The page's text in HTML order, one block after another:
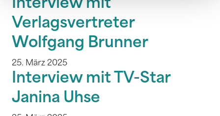
Interview mit
Verlagsvertreter
Wolfgang Brunner
25. März 2025
Interview mit TV-Star
Janina Uhse